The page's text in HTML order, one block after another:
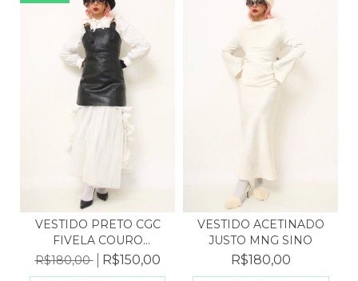
VESTIDO PRETO CGC
FIVELA COURO
SINTÉTICO
R$180,00 R$150,00
VESTIDO ACETINADO
JUSTO MNG SINO
R$180,00